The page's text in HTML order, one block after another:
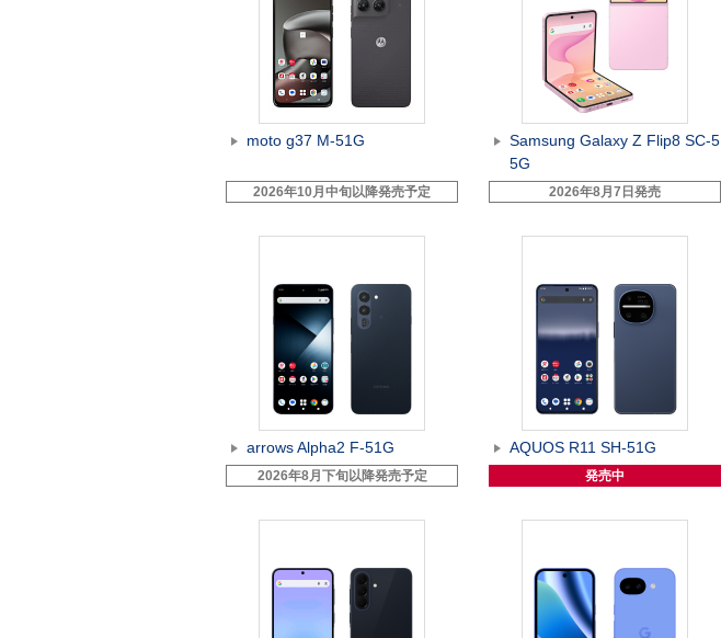
moto g37 M-51G
2026年10月中旬以降発売予定
Samsung Galaxy Z Flip8 SC-5
5G
2026年8月7日発売
arrows Alpha2 F-51G
2026年8月下旬以降発売予定
AQUOS R11 SH-51G
発売中